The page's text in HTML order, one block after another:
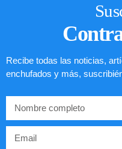
Comunistas no
EE.UU.
LEER ARTÍCULO...
Recibe todas las noticias,
enchufados y más,